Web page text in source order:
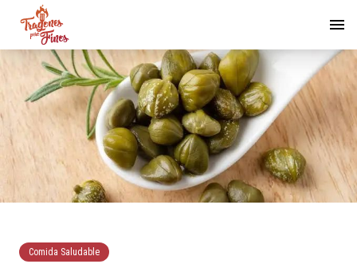
Comida Saludable